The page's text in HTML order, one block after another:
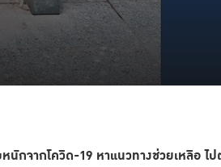
นักจากโควิด-19 หาแนวทางช่วยเหลือ ไ